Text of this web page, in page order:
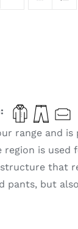
range and is
is used
that
pants, but